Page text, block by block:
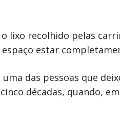
lixo recolhido pelas
estar
uma das pessoas que
décadas, quando,